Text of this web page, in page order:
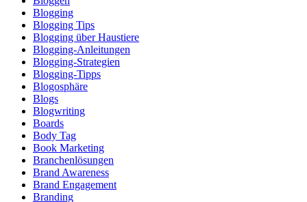
Blogging
Blogging Tips
Blogging über Haustiere
Blogging-Anleitungen
Blogging-Strategien
Blogging-Tipps
Blogosphäre
Blogs
Blogwriting
Boards
Body Tag
Book Marketing
Branchenlösungen
Brand Awareness
Brand Engagement
Branding